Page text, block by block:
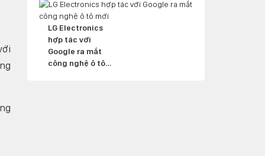
LG Electronics
hợp tác với
Google ra mắt
công nghệ ô tô